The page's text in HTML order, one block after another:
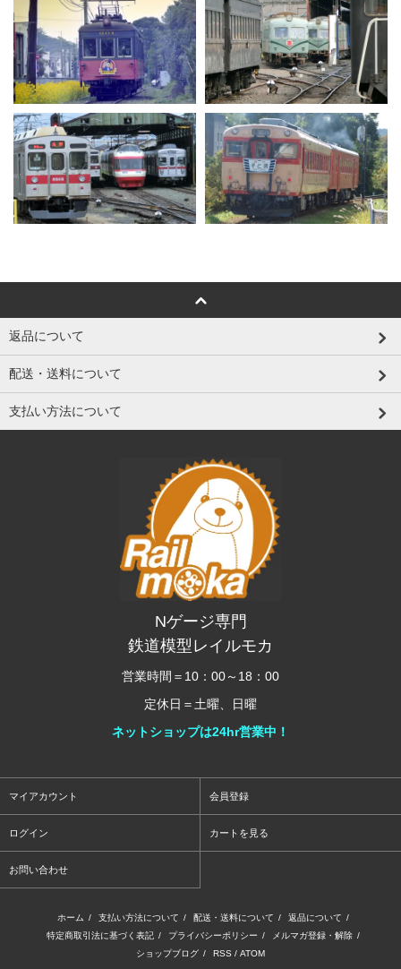
返品について
配送・送料について
支払い方法について
Nゲージ専門
鉄道模型レイルモカ
営業時間＝10：00～18：00
定休日＝土曜、日曜
ネットショップは24hr営業中！
マイアカウント 会員登録
ログイン カートを見る
お問い合わせ
ホーム / 支払い方法について / 配送・送料について / 返品について /
特定商取引法に基づく表記 / プライバシーポリシー / メルマガ登録・解除 /
ショップブログ / RSS / ATOM